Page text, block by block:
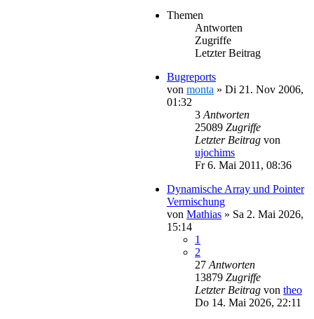
Themen
Antworten
Zugriffe
Letzter Beitrag
Bugreports
von monta » Di 21. Nov 2006,
01:32
3 Antworten
25089 Zugriffe
Letzter Beitrag von
ujochims
Fr 6. Mai 2011, 08:36
Dynamische Array und Pointer
Vermischung
von Mathias » Sa 2. Mai 2026,
15:14
1
2
27 Antworten
13879 Zugriffe
Letzter Beitrag von theo
Do 14. Mai 2026, 22:11